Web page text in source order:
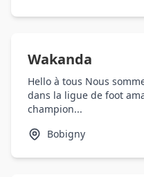
Wakanda
Hello à tous Nous
dans la ligue de foot
champion...
Bobigny